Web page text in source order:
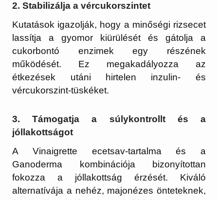
2. Stabilizálja a vércukorszintet
Kutatások igazolják, hogy a minőségi rizsecet
lassítja a gyomor kiürülését és gátolja a
cukorbontó enzimek egy részének
működését. Ez megakadályozza az
étkezések utáni hirtelen inzulin- és
vércukorszint-tüskéket.
3. Támogatja a súlykontrollt és a
jóllakottságot
A Vinaigrette ecetsav-tartalma és a
Ganoderma kombinációja bizonyítottan
fokozza a jóllakottság érzését. Kiváló
alternatívája a nehéz, majonézes önteteknek,